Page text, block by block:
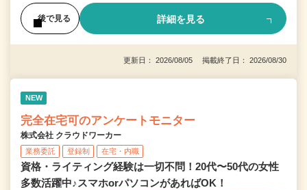
後で見る 詳細を見る
更新日： 2026/08/05 掲載終了日： 2026/08/30
NEW
完全在宅可のアンケートモニター
株式会社 クラウドワーカー
業務委託 登録制 在宅・内職
資格・ライティング経験は一切不問！20代〜50代の女性
多数活躍中♪スマホorパソコンがあればOK！